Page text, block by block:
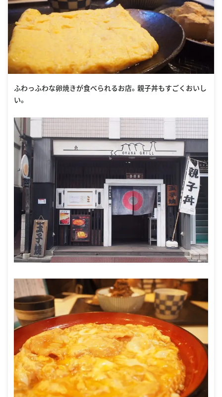
ふわっふわな卵焼きが食べられるお店。親子丼もすごくおいし
い。